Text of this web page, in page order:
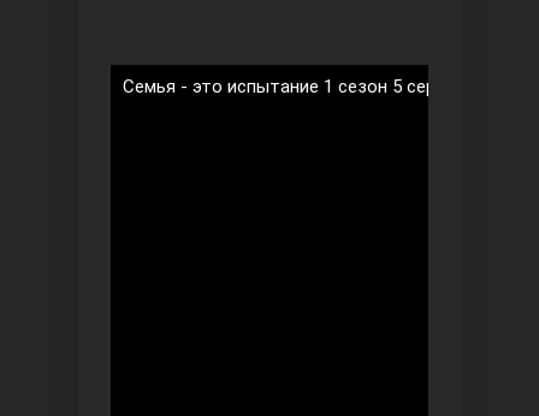
Семья - это испытание 1 сезон 5 серия на